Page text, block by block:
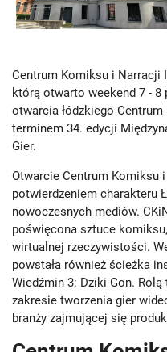
Centrum Komiksu i Narracji
którą otwarto weekend 7 - 8
otwarcia łódzkiego
terminem 34. edycji
Gier.
Otwarcie Centrum Komiksu
potwierdzeniem charakteru
nowoczesnych mediów.
poświęcona sztuce
wirtualnej rzeczywistości.
powstała również ścieżka
Wiedźmin 3: Dziki Gon.
zakresie tworzenia gier
branży zajmującej się